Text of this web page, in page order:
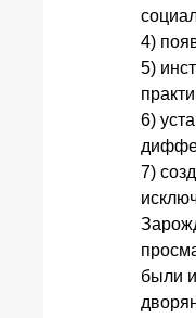
4)
5)
6)
7)
были